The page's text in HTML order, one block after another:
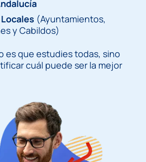
(Ayuntamientos,
y Cabildos)
es que estudies todas, sino
cuál puede ser la mejor